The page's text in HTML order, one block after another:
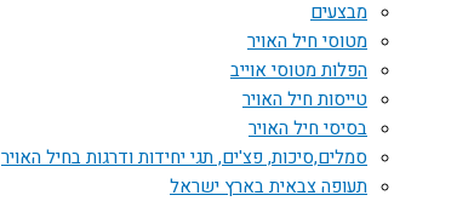
מבצעים
מטוסי חיל האויר
הפלות מטוסי אוייב
טייסות חיל האויר
בסיסי חיל האויר
סמלים,סיכות, פצ'ים, תגי יחידות ודרגות בחיל האויר
תעופה צבאית בארץ ישראל